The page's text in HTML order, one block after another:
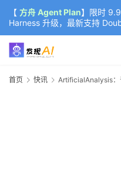
【 方舟 Agent Plan】限时
Harness 升级，最新支持
K3（部分）、GLM-5.2
首页 快讯 ArtificialAnalysis：